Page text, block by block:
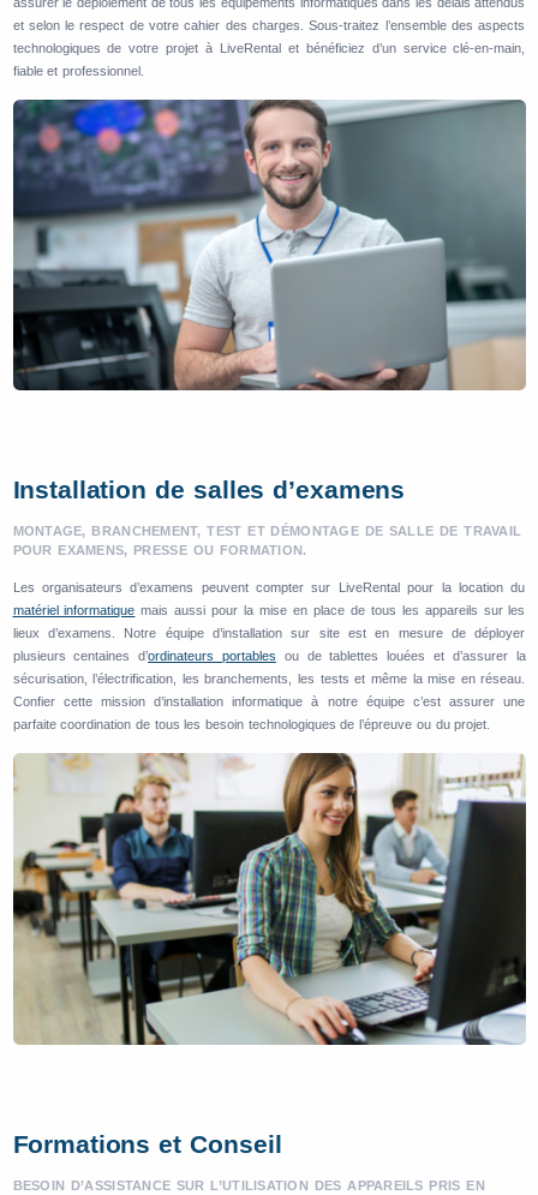
et selon le respect de votre cahier des charges. Sous-traitez l’ensemble des aspects
technologiques de votre projet à LiveRental et bénéficiez d’un service clé-en-main,
fiable et professionnel.
Installation de salles d’examens
MONTAGE, BRANCHEMENT, TEST ET DÉMONTAGE DE SALLE DE TRAVAIL
POUR EXAMENS, PRESSE OU FORMATION.
Les organisateurs d’examens peuvent compter sur LiveRental pour la location du
matériel informatique mais aussi pour la mise en place de tous les appareils sur les
lieux d’examens. Notre équipe d’installation sur site est en mesure de déployer
plusieurs centaines d’ordinateurs portables ou de tablettes louées et d’assurer la
sécurisation, l’électrification, les branchements, les tests et même la mise en réseau.
Confier cette mission d’installation informatique à notre équipe c’est assurer une
parfaite coordination de tous les besoin technologiques de l’épreuve ou du projet.
Formations et Conseil
BESOIN D’ASSISTANCE SUR L’UTILISATION DES APPAREILS PRIS EN